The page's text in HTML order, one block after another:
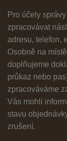
Pro účely
zpracovávat
adresu, telefon,
Osobně na
doplňujeme
průkaz nebo
zpracováváme
Vás mohli
stavu
zrušení.